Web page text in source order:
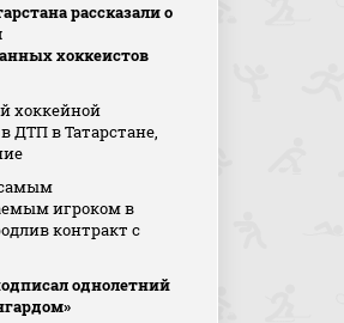
рассказали о
хоккеистов
хоккейной
ДТП в Татарстане,
игроком в
контракт с
однолетний